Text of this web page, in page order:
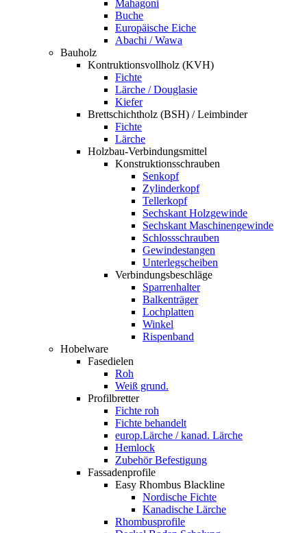
Mahagoni
Buche
Europäische Eiche
Abachi / Wawa
Bauholz
Kontruktionsvollholz (KVH)
Fichte
Lärche / Douglasie
Kiefer
Brettschichtholz (BSH) / Leimbinder
Fichte
Lärche
Holzbau-Verbindungsmittel
Konstruktionsschrauben
Senkopf
Zylinderkopf
Tellerkopf
Sechskant Holzgewinde
Sechskant Maschinengewinde
Schlossschrauben
Gewindestangen
Unterlegscheiben
Verbindungsbeschläge
Sparrenhalter
Balkenträger
Lochplatten
Winkel
Rispenband
Hobelware
Fasedielen
Roh
Weiß grund.
Profilbretter
Fichte roh
Fichte behandelt
europ.Lärche / kanad. Lärche
Hemlock
Zubehör Befestigung
Fassadenprofile
Easy Rhombus Blackline
Nordische Fichte
Kanadische Lärche
Rhombusprofile